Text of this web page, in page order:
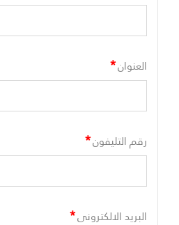
العنوان*
رقم التليفون*
البريد الالكترونى*